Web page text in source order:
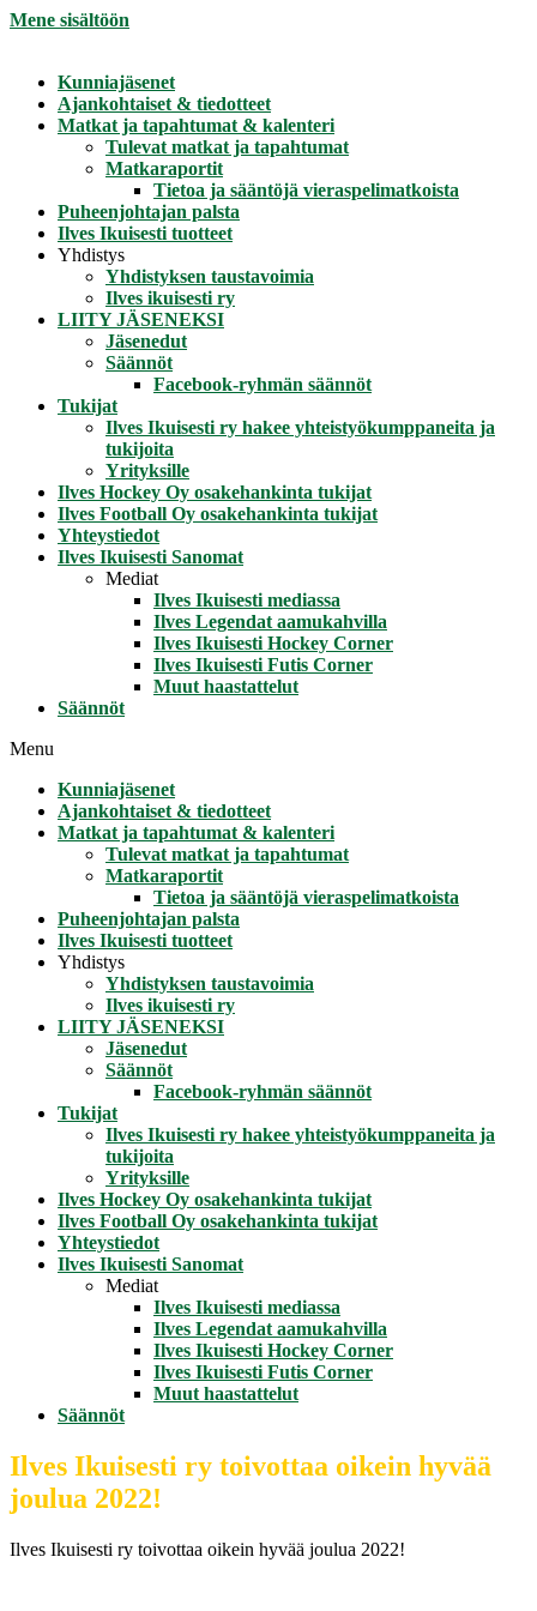
Mene sisältöön
Kunniajäsenet
Ajankohtaiset & tiedotteet
Matkat ja tapahtumat & kalenteri
Tulevat matkat ja tapahtumat
Matkaraportit
Tietoa ja sääntöjä vieraspelimatkoista
Puheenjohtajan palsta
Ilves Ikuisesti tuotteet
Yhdistys
Yhdistyksen taustavoimia
Ilves ikuisesti ry
LIITY JÄSENEKSI
Jäsenedut
Säännöt
Facebook-ryhmän säännöt
Tukijat
Ilves Ikuisesti ry hakee yhteistyökumppaneita ja
tukijoita
Yrityksille
Ilves Hockey Oy osakehankinta tukijat
Ilves Football Oy osakehankinta tukijat
Yhteystiedot
Ilves Ikuisesti Sanomat
Mediat
Ilves Ikuisesti mediassa
Ilves Legendat aamukahvilla
Ilves Ikuisesti Hockey Corner
Ilves Ikuisesti Futis Corner
Muut haastattelut
Säännöt
Menu
Kunniajäsenet
Ajankohtaiset & tiedotteet
Matkat ja tapahtumat & kalenteri
Tulevat matkat ja tapahtumat
Matkaraportit
Tietoa ja sääntöjä vieraspelimatkoista
Puheenjohtajan palsta
Ilves Ikuisesti tuotteet
Yhdistys
Yhdistyksen taustavoimia
Ilves ikuisesti ry
LIITY JÄSENEKSI
Jäsenedut
Säännöt
Facebook-ryhmän säännöt
Tukijat
Ilves Ikuisesti ry hakee yhteistyökumppaneita ja
tukijoita
Yrityksille
Ilves Hockey Oy osakehankinta tukijat
Ilves Football Oy osakehankinta tukijat
Yhteystiedot
Ilves Ikuisesti Sanomat
Mediat
Ilves Ikuisesti mediassa
Ilves Legendat aamukahvilla
Ilves Ikuisesti Hockey Corner
Ilves Ikuisesti Futis Corner
Muut haastattelut
Säännöt
Ilves Ikuisesti ry toivottaa oikein hyvää
joulua 2022!
Ilves Ikuisesti ry toivottaa oikein hyvää joulua 2022!